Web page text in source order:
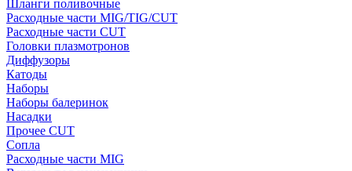
Шланги поливочные
Расходные части MIG/TIG/CUT
Расходные части CUT
Головки плазмотронов
Диффузоры
Катоды
Наборы
Наборы балеринок
Насадки
Прочее CUT
Сопла
Расходные части MIG